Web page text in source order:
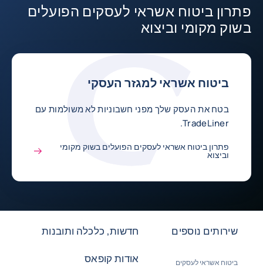
פתרון ביטוח אשראי לעסקים הפועלים
בשוק מקומי וביצוא
ביטוח אשראי למגזר העסקי
בטח את העסק שלך מפני חשבוניות לא משולמות עם
TradeLiner.
פתרון ביטוח אשראי לעסקים הפועלים בשוק מקומי
וביצוא
שירותים נוספים
ביטוח אשראי לעסקים
חדשות, כלכלה ותובנות
אודות קופאס